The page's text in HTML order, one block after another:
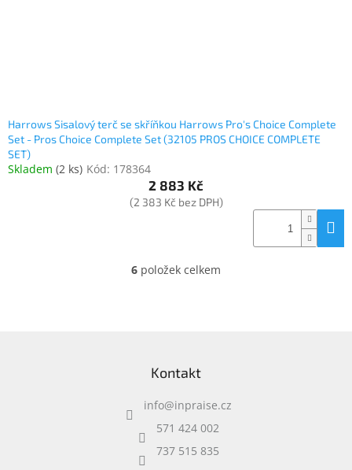
Harrows Sisalový terč se skříňkou Harrows Pro's Choice Complete
Set - Pros Choice Complete Set (32105 PROS CHOICE COMPLETE
SET)
Skladem (2 ks) Kód: 178364
2 883 Kč
(2 383 Kč bez DPH)
O
c
í
r
v
y
6 položek celkem
Kontakt
info@inpraise.cz
571 424 002
737 515 835